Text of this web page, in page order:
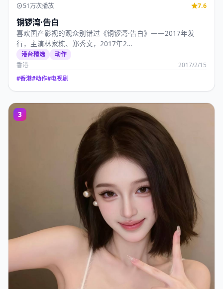
51万次播放 7.6
铜锣湾·告白
喜欢国产影视的观众别错过《铜锣湾·告白》——2017年发
行，主演林家栋、郑秀文，2017年2…
港台精选 动作
香港 2017/2/15
#香港#动作#电视剧
3